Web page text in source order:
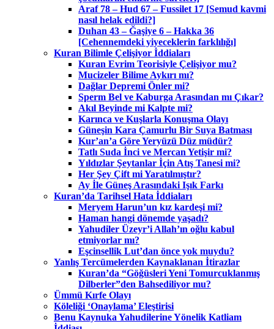
Araf 78 – Hud 67 – Fussilet 17 [Semud kavmi
nasıl helak edildi?]
Duhan 43 – Ğaşiye 6 – Hakka 36
[Cehennemdeki yiyeceklerin farklılığı]
Kuran Bilimle Çelişiyor İddiaları
Kuran Evrim Teorisiyle Çelişiyor mu?
Mucizeler Bilime Aykırı mı?
Dağlar Depremi Önler mi?
Sperm Bel ve Kaburga Arasından mı Çıkar?
Akıl Beyinde mi Kalpte mi?
Karınca ve Kuşlarla Konuşma Olayı
Güneşin Kara Çamurlu Bir Suya Batması
Kur’an’a Göre Yeryüzü Düz müdür?
Tatlı Suda İnci ve Mercan Yetişir mi?
Yıldızlar Şeytanlar İçin Atış Tanesi mi?
Her Şey Çift mi Yaratılmıştır?
Ay İle Güneş Arasındaki Işık Farkı
Kuran’da Tarihsel Hata İddiaları
Meryem Harun’un kız kardeşi mi?
Haman hangi dönemde yaşadı?
Yahudiler Üzeyr’i Allah’ın oğlu kabul
etmiyorlar mı?
Eşcinsellik Lut’dan önce yok muydu?
Yanlış Tercümelerden Kaynaklanan İtirazlar
Kuran’da “Göğüsleri Yeni Tomurcuklanmış
Dilberler”den Bahsediliyor mu?
Ümmü Kırfe Olayı
Köleliği ‘Onaylama’ Eleştirisi
Benu Kaynuka Yahudilerine Yönelik Katliam